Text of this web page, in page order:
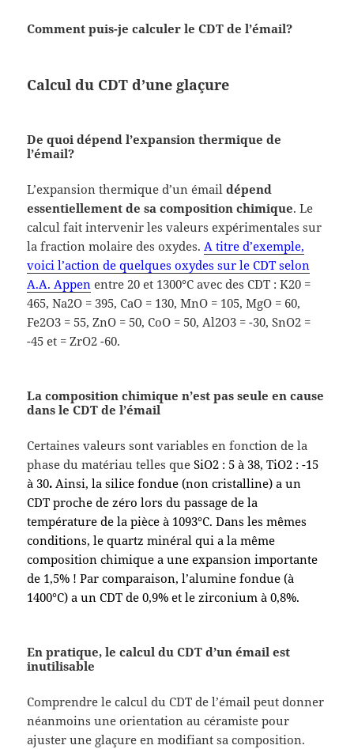
Comment puis-je calculer le CDT de l’émail?
Calcul du CDT d’une glaçure
De quoi dépend l’expansion thermique de
l’émail?
L’expansion thermique d’un émaildépend
essentiellement de sa composition chimique. Le
calcul fait intervenir les valeurs expérimentales sur
la fraction molaire des oxydes.A titre d’exemple,
voici l’action de quelques oxydes sur le CDT selon
A.A. Appen entre 20 et 1300°C avec des CDT : K20 =
465, Na2O = 395, CaO = 130, MnO = 105, MgO = 60,
Fe2O3 = 55, ZnO = 50, CoO = 50, Al2O3 = -30, SnO2 =
-45 et = ZrO2 -60.
La composition chimique n’est pas seule en cause
dans le CDT de l’émail
Certaines valeurs sont variables en fonction de la
phase du matériau telles queSiO2 : 5 à 38, TiO2 : -15
à 30. Ainsi, la silice fondue (non cristalline) a un
CDT proche de zéro lors du passage de la
température de la pièce à 1093°C. Dans les mêmes
conditions, le quartz minéral qui a la même
composition chimique a une expansion importante
de 1,5% ! Par comparaison, l’alumine fondue (à
1400°C) a un CDT de 0,9% et le zirconium à 0,8%.
En pratique, le calcul du CDT d’un émail est
inutilisable
Comprendre le calcul du CDT de l’émail peut donner
néanmoins une orientation au céramiste pour
ajuster une glaçure en modifiant sa composition.